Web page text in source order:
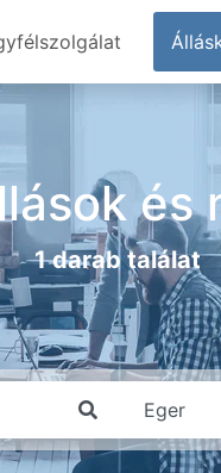
és
1 darab találat